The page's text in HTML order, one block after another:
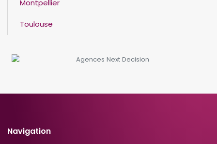
Montpellier
Toulouse
Navigation